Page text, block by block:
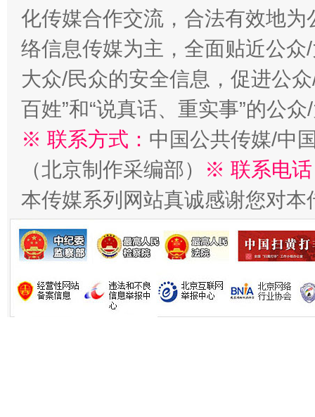
在谋一域中谋全局
今
习近平的博鳌关键词
化传媒合作交流，合法有效地
络信息传媒为主，全面贴近公
大众/民众的安全信息，促进公
百姓”和“说真话、重实事”的公
※ 联系方式： 中国公共传媒/中
（北京制作采编部）
※ 联系电
本传媒系列网站真诚感谢您对